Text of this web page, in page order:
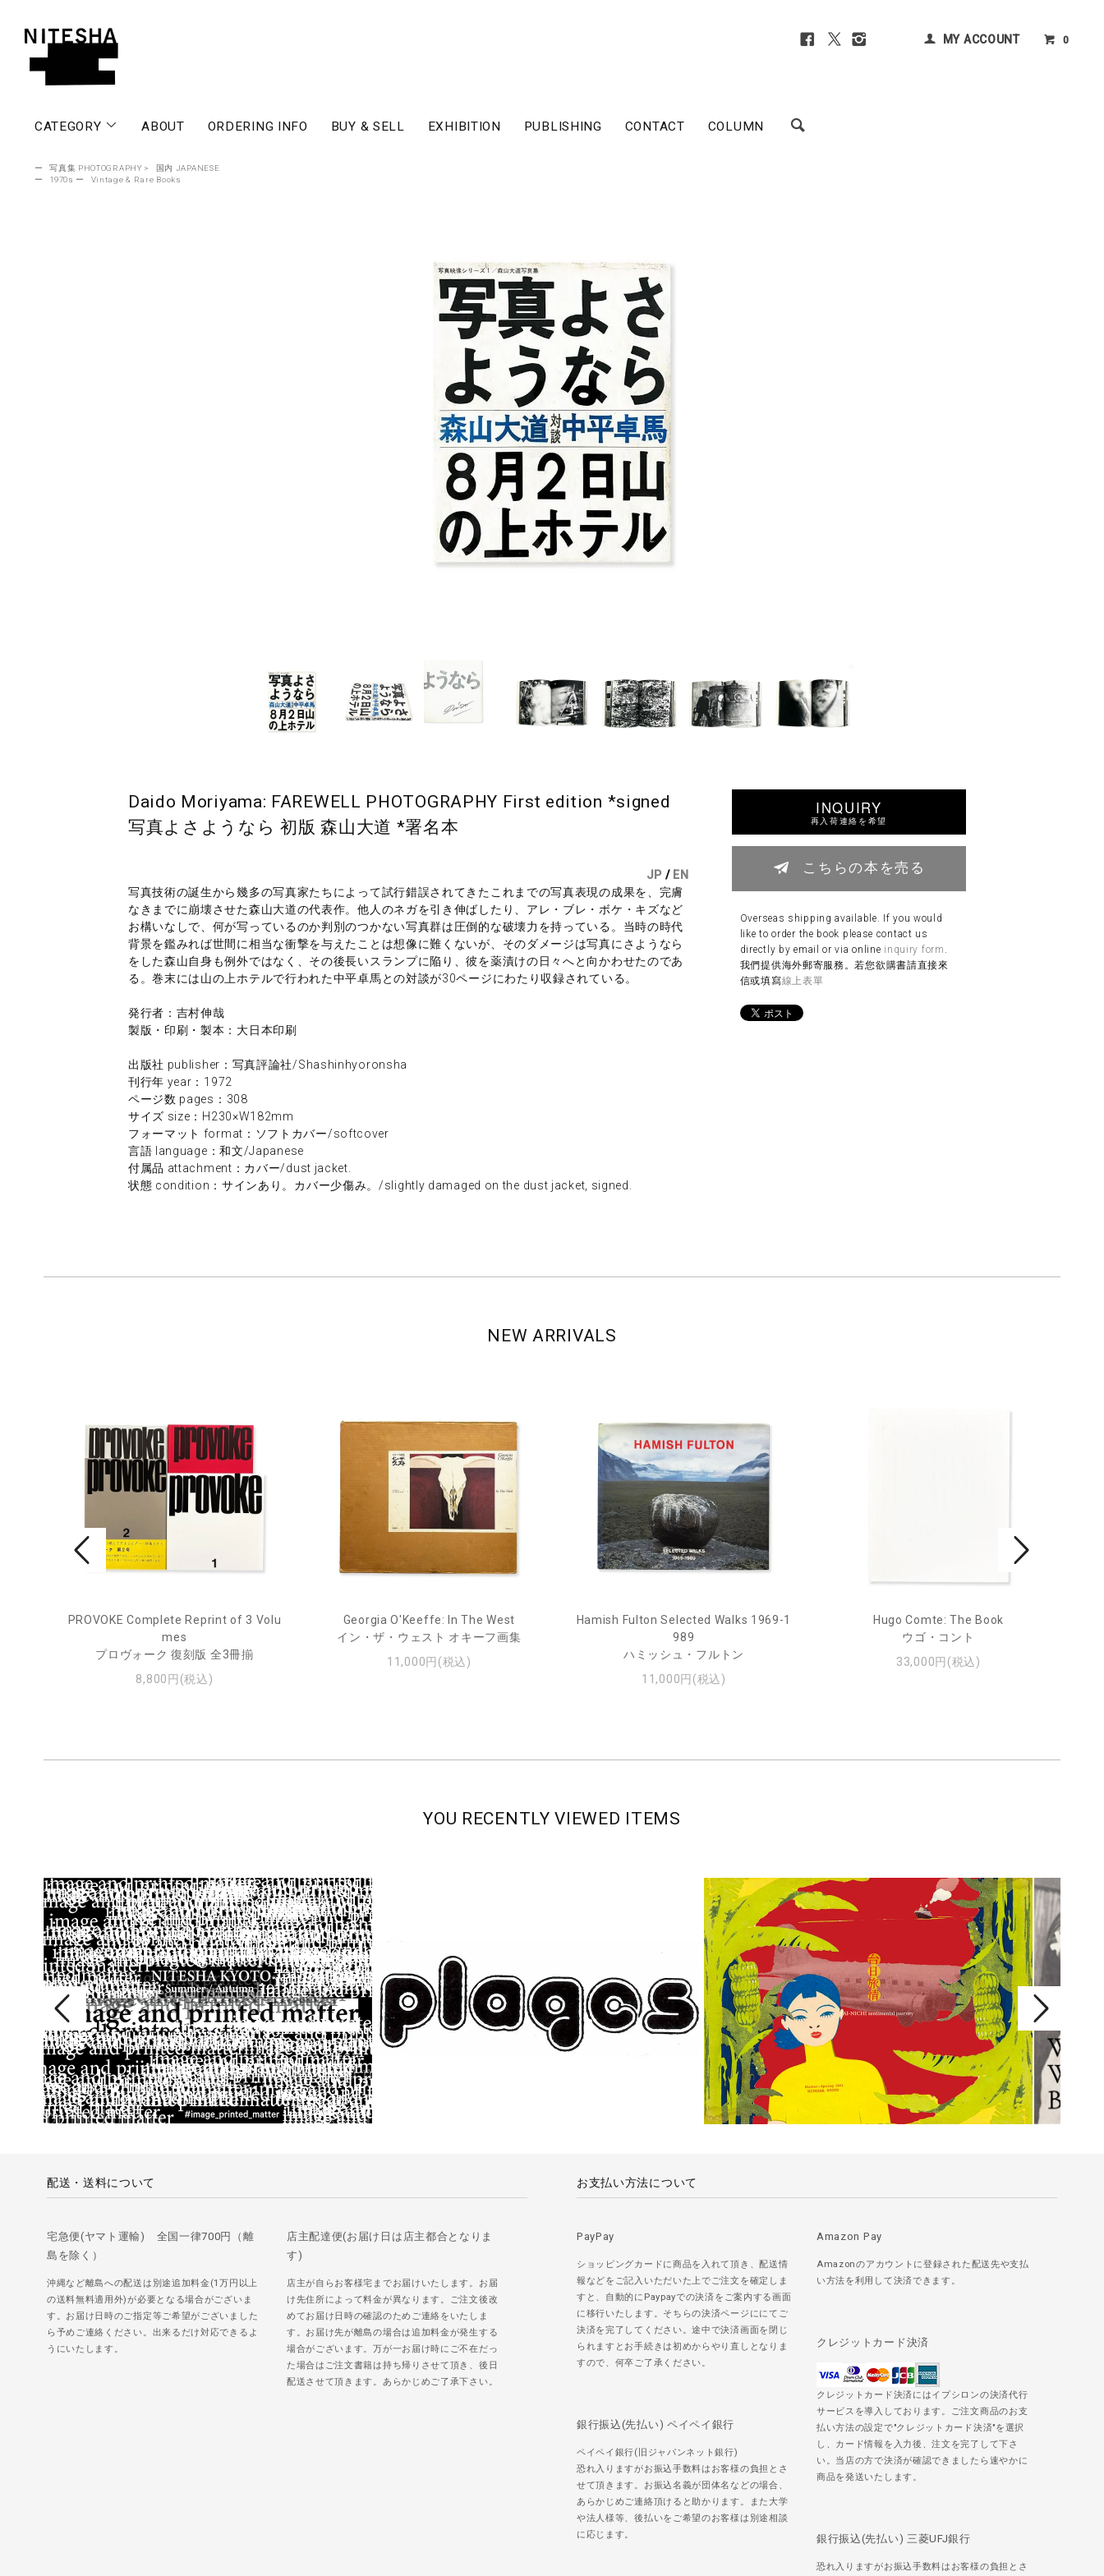
MY ACCOUNT 0
CATEGORY ABOUT ORDERING INFO BUY & SELL EXHIBITION PUBLISHING CONTACT COLUMN
ー 写真集 PHOTOGRAPHY >
国内 JAPANESE
ー
1970s ー Vintage & Rare Books
Daido Moriyama: FAREWELL PHOTOGRAPHY First edition *signed
写真よさようなら 初版 森山大道 *署名本
JP / EN
写真技術の誕生から幾多の写真家たちによって試行錯誤されてきたこれまでの写真表現の成果を、完膚
なきまでに崩壊させた森山大道の代表作。他人のネガを引き伸ばしたり、アレ・ブレ・ボケ・キズなど
お構いなしで、何が写っているのか判別のつかない写真群は圧倒的な破壊力を持っている。当時の時代
背景を鑑みれば世間に相当な衝撃を与えたことは想像に難くないが、そのダメージは写真にさようなら
をした森山自身も例外ではなく、その後長いスランプに陥り、彼を薬漬けの日々へと向かわせたのであ
る。巻末には山の上ホテルで行われた中平卓馬との対談が30ページにわたり収録されている。
発行者：吉村伸哉
製版・印刷・製本：大日本印刷
出版社 publisher：写真評論社/Shashinhyoronsha
刊行年 year：1972
ページ数 pages：308
サイズ size：H230×W182mm
フォーマット format：ソフトカバー/softcover
言語 language：和文/Japanese
付属品 attachment：カバー/dust jacket.
状態 condition：サインあり。カバー少傷み。/slightly damaged on the dust jacket, signed.
INQUIRY
再入荷連絡を希望
こちらの本を売る
Overseas shipping available. If you would
like to order the book please contact us
directly by email or via online inquiry form .
我們提供海外郵寄服務。若您欲購書請直接來
信或填寫線上表單
NEW ARRIVALS
PROVOKE Complete Reprint of 3 Volu
mes
プロヴォーク 復刻版 全3冊揃
8,800円(税込)
Georgia O'Keeffe: In The West
イン・ザ・ウェスト オキーフ画集
11,000円(税込)
Hamish Fulton Selected Walks 1969-1
989
ハミッシュ・フルトン
11,000円(税込)
Hugo Comte: The Book
ウゴ・コント
33,000円(税込)
YOU RECENTLY VIEWED ITEMS
配送・送料について
宅急便(ヤマト運輸) 全国一律700円（離
島を除く）
沖縄など離島への配送は別途追加料金(1万円以上
の送料無料適用外)が必要となる場合がございま
す。お届け日時のご指定等ご希望がございました
ら予めご連絡ください。出来るだけ対応できるよ
うにいたします。
店主配達便(お届け日は店主都合となりま
す)
店主が自らお客様宅までお届けいたします。お届
け先住所によって料金が異なります。ご注文後改
めてお届け日時の確認のためご連絡をいたしま
す。お届け先が離島の場合は追加料金が発生する
場合がございます。万が一お届け時にご不在だっ
た場合はご注文書籍は持ち帰りさせて頂き、後日
配送させて頂きます。あらかじめご了承下さい。
お支払い方法について
PayPay
ショッピングカードに商品を入れて頂き、配送情
報などをご記入いただいた上でご注文を確定しま
すと、自動的にPaypayでの決済をご案内する画面
に移行いたします。そちらの決済ページににてご
決済を完了してください。途中で決済画面を閉じ
られますとお手続きは初めからやり直しとなりま
すので、何卒ご了承ください。
Amazon Pay
Amazonのアカウントに登録された配送先や支払
い方法を利用して決済できます。
クレジットカード決済
クレジットカード決済にはイプシロンの決済代行
サービスを導入しております。ご注文商品のお支
払い方法の設定で"クレジットカード決済"を選択
し、カード情報を入力後、注文を完了して下さ
い。当店の方で決済が確認できましたら速やかに
商品を発送いたします。
銀行振込(先払い) ペイペイ銀行
ペイペイ銀行(旧ジャパンネット銀行)
恐れ入りますがお振込手数料はお客様の負担とさ
せて頂きます。お振込名義が団体名などの場合、
あらかじめご連絡頂けると助かります。また大学
や法人様等、後払いをご希望のお客様は別途相談
に応じます。
銀行振込(先払い) 三菱UFJ銀行
恐れ入りますがお振込手数料はお客様の負担とさ